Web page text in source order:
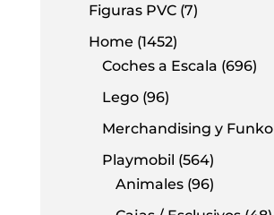
Figuras PVC (7)
Home (1452)
Coches a Escala (696)
Lego (96)
Merchandising y Funko
Playmobil (564)
Animales (96)